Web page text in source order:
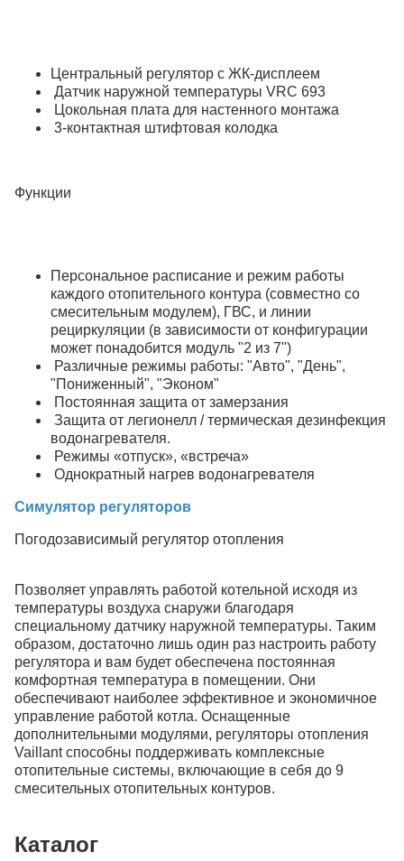
Центральный регулятор с ЖК-дисплеем
Датчик наружной температуры VRC 693
Цокольная плата для настенного монтажа
3-контактная штифтовая колодка
Функции
Персональное расписание и режим работы
каждого отопительного контура (совместно со
смесительным модулем), ГВС, и линии
рециркуляции (в зависимости от конфигурации
может понадобится модуль "2 из 7")
Различные режимы работы: "Авто", "День",
"Пониженный", "Эконом"
Постоянная защита от замерзания
Защита от легионелл / термическая дезинфекция
водонагревателя.
Режимы «отпуск», «встреча»
Однократный нагрев водонагревателя
Симулятор регуляторов
Погодозависимый регулятор отопления
Позволяет управлять работой котельной исходя из
температуры воздуха снаружи благодаря
специальному датчику наружной температуры. Таким
образом, достаточно лишь один раз настроить работу
регулятора и вам будет обеспечена постоянная
комфортная температура в помещении. Они
обеспечивают наиболее эффективное и экономичное
управление работой котла. Оснащенные
дополнительными модулями, регуляторы отопления
Vaillant способны поддерживать комплексные
отопительные системы, включающие в себя до 9
смесительных отопительных контуров.
Каталог